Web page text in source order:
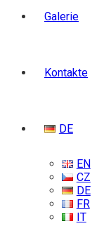
Galerie
Kontakte
DE
EN
CZ
DE
FR
IT